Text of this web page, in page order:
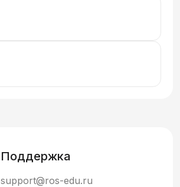
Поддержка
support@ros-edu.ru